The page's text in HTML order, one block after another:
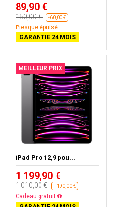
89,90 €
150,00 € -60,00 €
Presque épuisé
GARANTIE 24 MOIS
MEILLEUR PRIX
iPad Pro 12,9 pou...
1 199,90 €
1 010,00 € --190,00 €
Presque épuisé